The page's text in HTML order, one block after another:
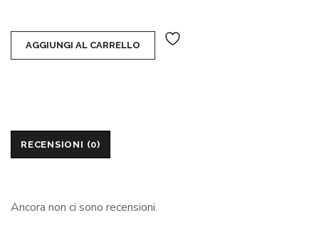
AGGIUNGI AL CARRELLO
RECENSIONI (0)
Ancora non ci sono recensioni.